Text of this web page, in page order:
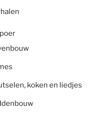
koken en liedjes